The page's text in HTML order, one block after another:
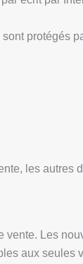
protégés
les autres
vente. Les
aux seules